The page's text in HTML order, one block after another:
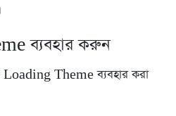
ব্যবহার করুন
Theme ব্যবহার করা